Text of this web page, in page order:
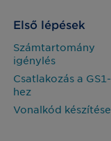
Első lépések
Számtartomány
igénylés
Csatlakozás a GS1-
hez
Vonalkód készítése